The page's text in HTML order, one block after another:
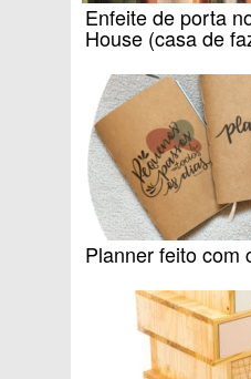
Enfeite de porta
House (casa de
Planner feito com